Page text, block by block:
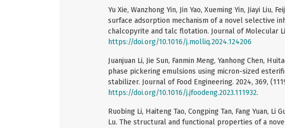
Yu Xie, Wanzhong Yin, Jin Yao, Xueming Yin, Jiayi Liu,
surface adsorption mechanism of a novel selective
chalcopyrite and talc flotation. Journal of Molecular
https://doi.org/10.1016/j.molliq.2024.124206
Juanjuan Li, Jie Sun, Fanmin Meng, Yanhong Chen,
phase pickering emulsions using micron-sized
stabilizer. Journal of Food Engineering. 2024, 369,
https://doi.org/10.1016/j.jfoodeng.2023.111932.
Ruobing Li, Haiteng Tao, Congping Tan, Fang Yuan, Li
Lu. The structural and functional properties of a